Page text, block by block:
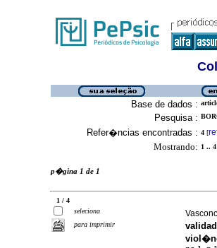
Base de dados :
Pesquisa :
Refer�ncias encontradas : 4 [
Mostrando: 1 .. 4
p�gina 1 de 1
1 / 4
seleciona
para imprimir